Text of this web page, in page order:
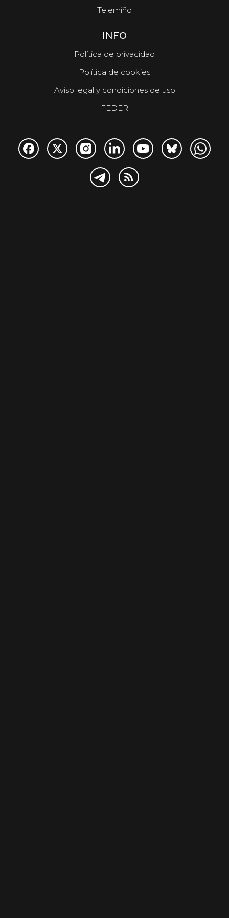
Telemiño
INFO
Política de privacidad
Política de cookies
Aviso legal y condiciones de uso
FEDER